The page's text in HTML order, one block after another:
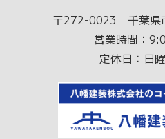
〒272-0023 千葉県
営業時間：
定休日：日